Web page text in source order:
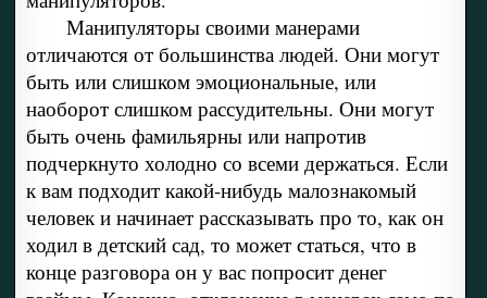
Манипуляторы своими манерами
отличаются от большинства людей. Они могут
быть или слишком эмоциональные, или
наоборот слишком рассудительны. Они могут
быть очень фамильярны или напротив
подчеркнуто холодно со всеми держаться. Если
к вам подходит какой-нибудь малознакомый
человек и начинает рассказывать про то, как он
ходил в детский сад, то может статься, что в
конце разговора он у вас попросит денег